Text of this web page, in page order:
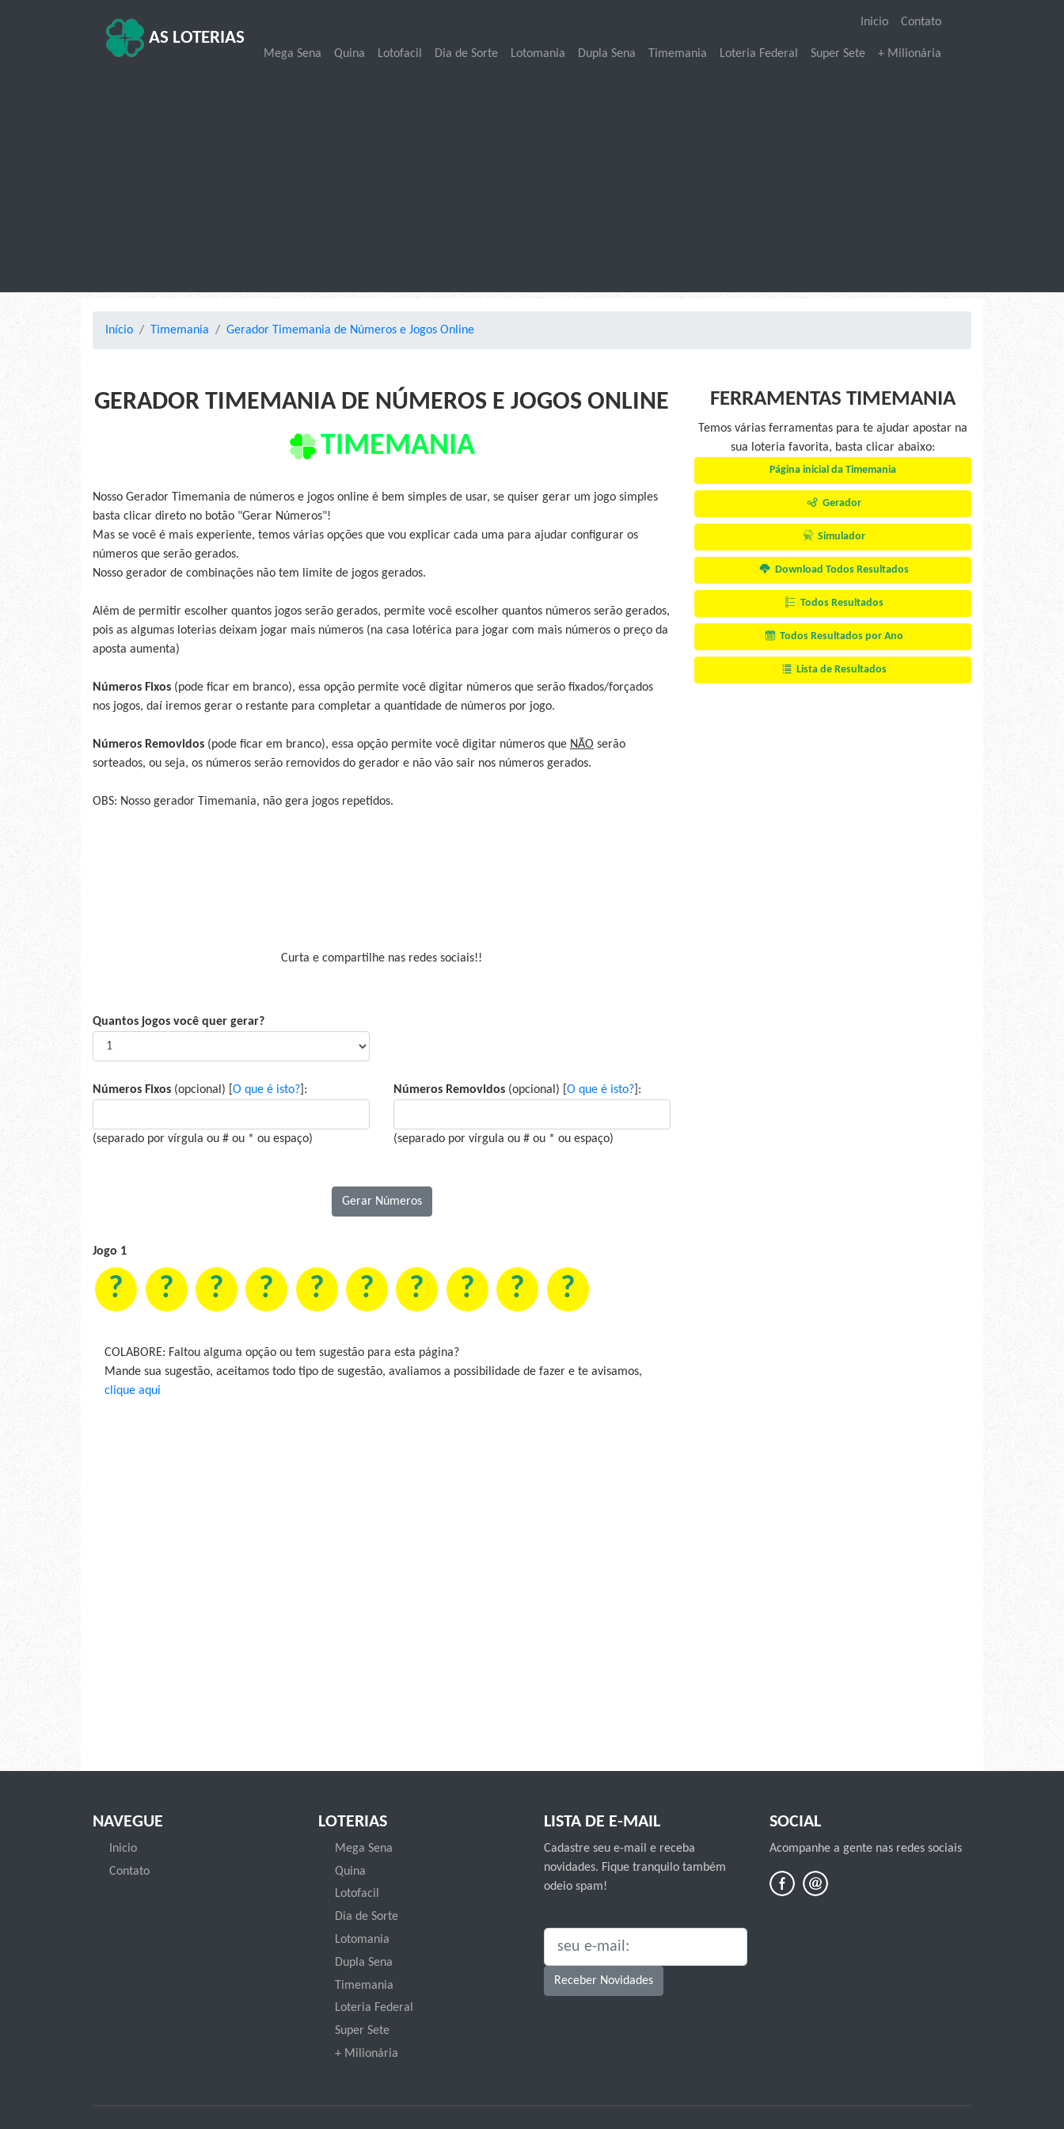
AS LOTERIAS
Inicio Contato
Mega Sena Quina Lotofacil Dia de Sorte Lotomania Dupla Sena Timemania Loteria Federal Super Sete + Milionária
Início Timemania Gerador Timemania de Números e Jogos Online
GERADOR TIMEMANIA DE NÚMEROS E JOGOS ONLINE
TIMEMANIA
Nosso Gerador Timemania de números e jogos online é bem simples de usar, se quiser gerar um jogo simples
basta clicar direto no botão "Gerar Números"!
Mas se você é mais experiente, temos várias opções que vou explicar cada uma para ajudar configurar os
números que serão gerados.
Nosso gerador de combinações não tem limite de jogos gerados.
Além de permitir escolher quantos jogos serão gerados, permite você escolher quantos números serão gerados,
pois as algumas loterias deixam jogar mais números (na casa lotérica para jogar com mais números o preço da
aposta aumenta)
Números Fixos (pode ficar em branco), essa opção permite você digitar números que serão fixados/forçados
nos jogos, daí iremos gerar o restante para completar a quantidade de números por jogo.
Números Removidos (pode ficar em branco), essa opção permite você digitar números que NÃO serão
sorteados, ou seja, os números serão removidos do gerador e não vão sair nos números gerados.
OBS: Nosso gerador Timemania, não gera jogos repetidos.
Curta e compartilhe nas redes sociais!!
Quantos jogos você quer gerar?
Números Fixos (opcional) [ O que é isto? ]:
(separado por vírgula ou # ou * ou espaço)
Números Removidos (opcional) [ O que é isto? ]:
(separado por vírgula ou # ou * ou espaço)
Jogo 1
? ? ? ? ? ? ? ? ? ?
COLABORE: Faltou alguma opção ou tem sugestão para esta página?
Mande sua sugestão, aceitamos todo tipo de sugestão, avaliamos a possibilidade de fazer e te avisamos,
clique aqui
FERRAMENTAS TIMEMANIA
Temos várias ferramentas para te ajudar apostar na
sua loteria favorita, basta clicar abaixo:
Página inicial da Timemania
Gerador
Simulador
Download Todos Resultados
Todos Resultados
Todos Resultados por Ano
Lista de Resultados
NAVEGUE
Inicio
Contato
LOTERIAS
Mega Sena
Quina
Lotofacil
Dia de Sorte
Lotomania
Dupla Sena
Timemania
Loteria Federal
Super Sete
+ Milionária
LISTA DE E-MAIL
Cadastre seu e-mail e receba
novidades. Fique tranquilo também
odeio spam!
SEU E-MAIL:
Receber Novidades
SOCIAL
Acompanhe a gente nas redes sociais